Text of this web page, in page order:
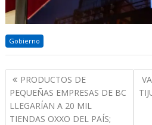
Gobierno
Navegación
de
entradas
PRODUCTOS DE
PEQUEÑAS EMPRESAS DE BC
LLEGARÍAN A 20 MIL
TIENDAS OXXO DEL PAÍS;